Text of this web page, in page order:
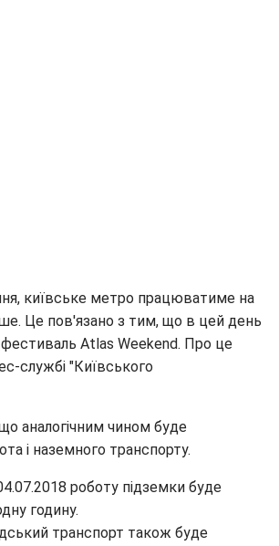
київське метро працюватиме на
Це пов'язано з тим, що в цей день
Atlas Weekend. Про це
службі "Київського
аналогічним чином буде
і наземного транспорту.
роботу підземки буде
годину.
транспорт також буде